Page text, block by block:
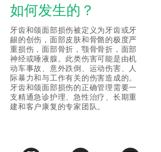
如何发生的？
牙齿和颌面部损伤被定义为牙齿或牙
龈的创伤，面部皮肤和骨骼的极度严
重损伤，面部骨折，颚骨骨折，面部
神经或唾液腺。此类伤害可能是由机
动车事故、意外跌倒、运动伤害、人
际暴力和与工作有关的伤害造成的。
牙齿和颌面部损伤的正确管理需要一
支精通急诊护理、急性治疗、长期重
建和客户康复的专家团队。